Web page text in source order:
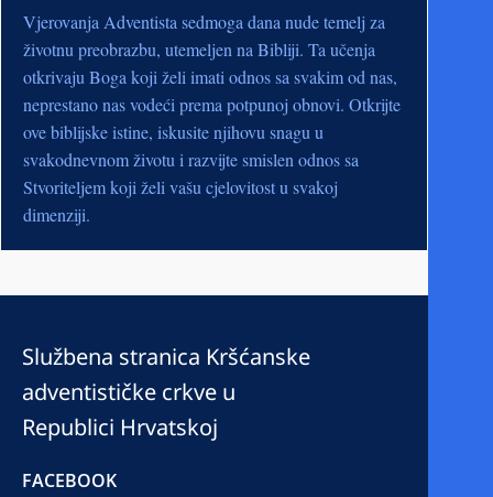
Vjerovanja Adventista sedmoga dana nude temelj za
životnu preobrazbu, utemeljen na Bibliji. Ta učenja
otkrivaju Boga koji želi imati odnos sa svakim od nas,
neprestano nas vodeći prema potpunoj obnovi. Otkrijte
ove biblijske istine, iskusite njihovu snagu u
svakodnevnom životu i razvijte smislen odnos sa
Stvoriteljem koji želi vašu cjelovitost u svakoj
dimenziji.
Službena stranica Kršćanske
adventističke crkve u
Republici Hrvatskoj
FACEBOOK